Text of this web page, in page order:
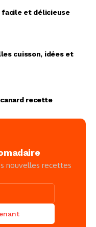
facile et délicieuse
cuisson, idées et
recette
nouvelles recettes